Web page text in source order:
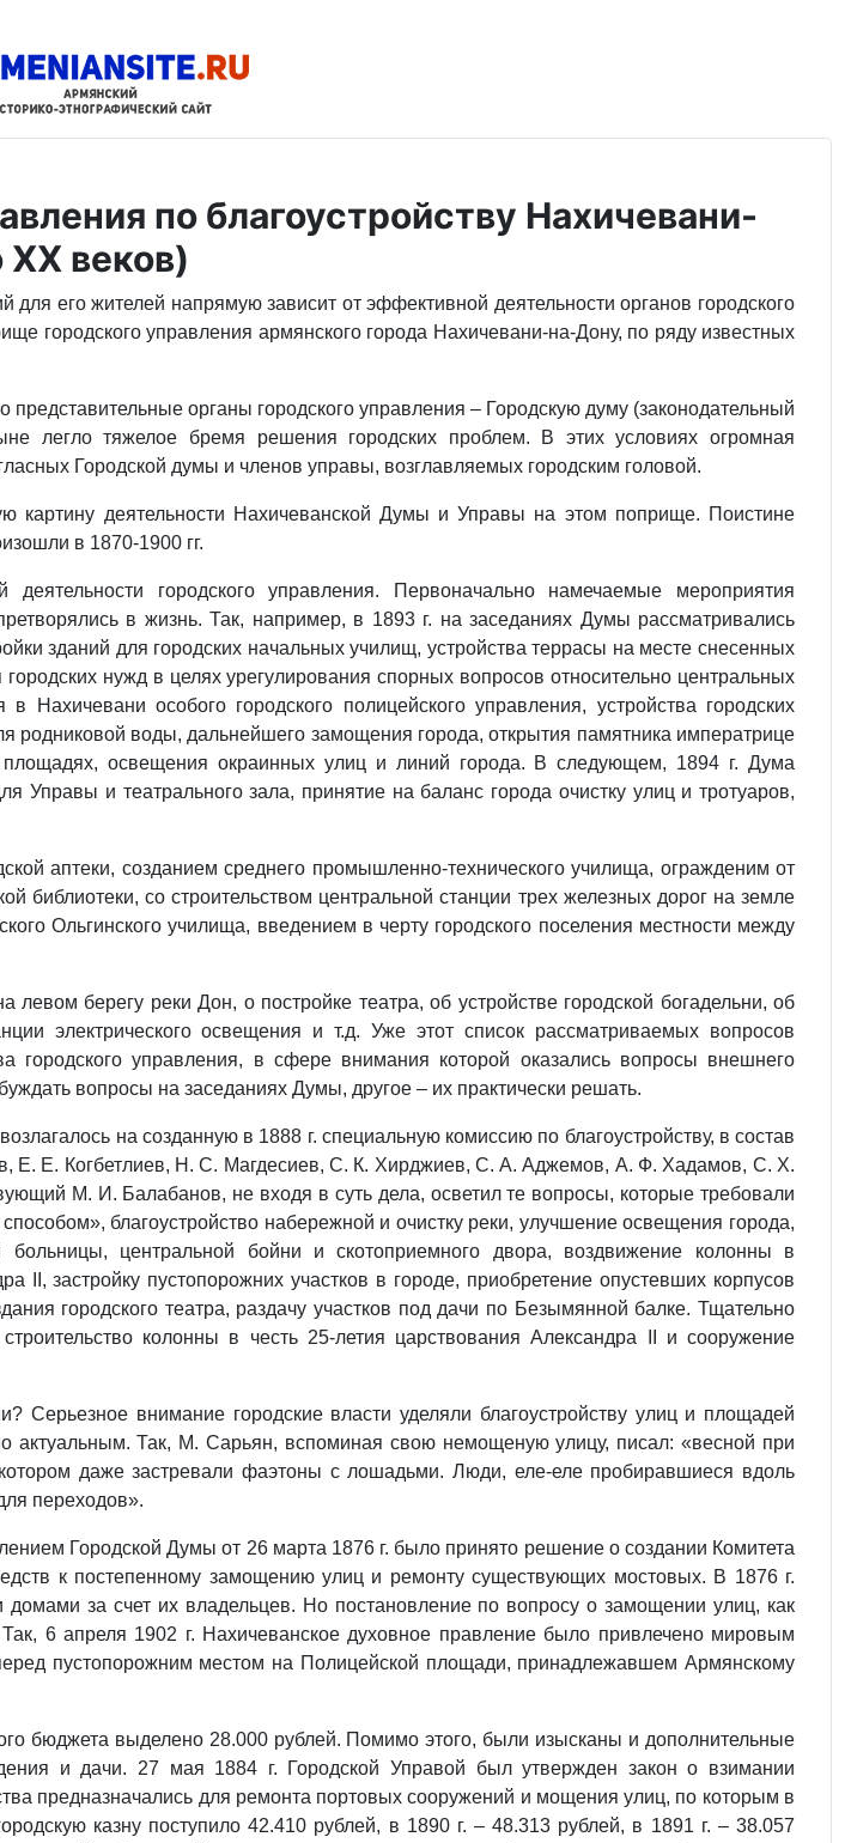
по благоустройству Нахичевани-
веков)
для его жителей напрямую зависит от эффективной деятельности органов городского
городского управления армянского города Нахичевани-на-Дону, по ряду известных
органы городского управления – Городскую думу (законодательный
легло тяжелое бремя решения городских проблем. В этих условиях огромная
Городской думы и членов управы, возглавляемых городским головой.
деятельности Нахичеванской Думы и Управы на этом поприще. Поистине
в 1870-1900 гг.
городского управления. Первоначально намечаемые мероприятия
в жизнь. Так, например, в 1893 г. на заседаниях Думы рассматривались
зданий для городских начальных училищ, устройства террасы на месте снесенных
нужд в целях урегулирования спорных вопросов относительно центральных
особого городского полицейского управления, устройства городских
родниковой воды, дальнейшего замощения города, открытия памятника императрице
площадях, освещения окраинных улиц и линий города. В следующем, 1894 г. Дума
и театрального зала, принятие на баланс города очистку улиц и тротуаров,
аптеки, созданием среднего промышленно-технического училища, огражденим от
библиотеки, со строительством центральной станции трех железных дорог на земле
Ольгинского училища, введением в черту городского поселения местности между
берегу реки Дон, о постройке театра, об устройстве городской богадельни, об
электрического освещения и т.д. Уже этот список рассматриваемых вопросов
городского управления, в сфере внимания которой оказались вопросы внешнего
вопросы на заседаниях Думы, другое – их практически решать.
на созданную в 1888 г. специальную комиссию по благоустройству, в состав
Е. Е. Когбетлиев, Н. С. Магдесиев, С. К. Хирджиев, С. А. Аджемов, А. Ф. Хадамов, С. Х.
М. И. Балабанов, не входя в суть дела, осветил те вопросы, которые требовали
благоустройство набережной и очистку реки, улучшение освещения города,
больницы, центральной бойни и скотоприемного двора, воздвижение колонны в
II, застройку пустопорожних участков в городе, приобретение опустевших корпусов
городского театра, раздачу участков под дачи по Безымянной балке. Тщательно
колонны в честь 25-летия царствования Александра II и сооружение
Серьезное внимание городские власти уделяли благоустройству улиц и площадей
актуальным. Так, М. Сарьян, вспоминая свою немощеную улицу, писал: «весной при
даже застревали фаэтоны с лошадьми. Люди, еле-еле пробиравшиеся вдоль
переходов».
Городской Думы от 26 марта 1876 г. было принято решение о создании Комитета
к постепенному замощению улиц и ремонту существующих мостовых. В 1876 г.
за счет их владельцев. Но постановление по вопросу о замощении улиц, как
6 апреля 1902 г. Нахичеванское духовное правление было привлечено мировым
пустопорожним местом на Полицейской площади, принадлежавшем Армянскому
бюджета выделено 28.000 рублей. Помимо этого, были изысканы и дополнительные
и дачи. 27 мая 1884 г. Городской Управой был утвержден закон о взимании
предназначались для ремонта портовых сооружений и мощения улиц, по которым в
казну поступило 42.410 рублей, в 1890 г. – 48.313 рублей, в 1891 г. – 38.057